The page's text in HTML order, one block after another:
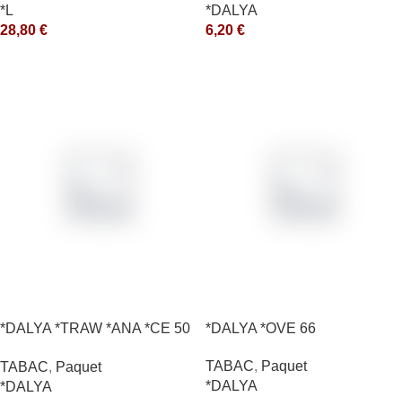
*L
28,80 €
*DALYA
6,20 €
*DALYA *TRAW *ANA *CE 50
TABAC, Paquet
*DALYA
*DALYA *OVE 66
TABAC, Paquet
*DALYA